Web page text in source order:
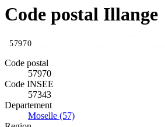
Code postal Illange
57970
Code postal
57970
Code INSEE
57343
Departement
Moselle (57)